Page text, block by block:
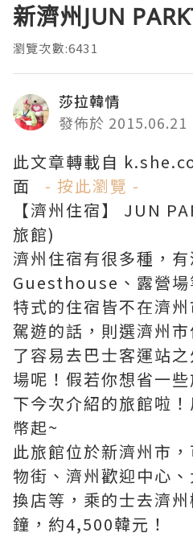
新濟州JUN
瀏覽次數:6431
莎拉韓情
發佈於 2015.06.21
此文章轉載自
面 - 按此瀏覽 -
【濟州住宿】 JUN
旅館)
濟州住宿有很多種，有
Guesthouse、露營場
特式的住宿皆不在濟
駕遊的話，則選濟州
了容易去巴士客運站
場呢！假若你想省一
下今次介紹的旅館啦
幣起~
此旅館位於新濟州市
物街、濟州歡迎中心
換店等，乘的士去濟
鐘，約4,500韓元！